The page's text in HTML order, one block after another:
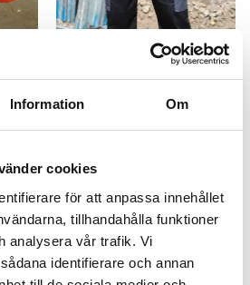
Information Om
cookies
för att anpassa innehållet
tillhandahålla funktioner
analysera vår trafik. Vi
identifierare och annan
fr. 283,00 kr exkl moms
Bra pris